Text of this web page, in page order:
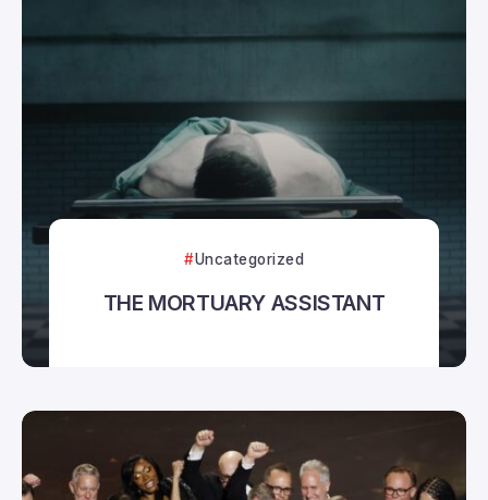
Uncategorized
THE MORTUARY ASSISTANT